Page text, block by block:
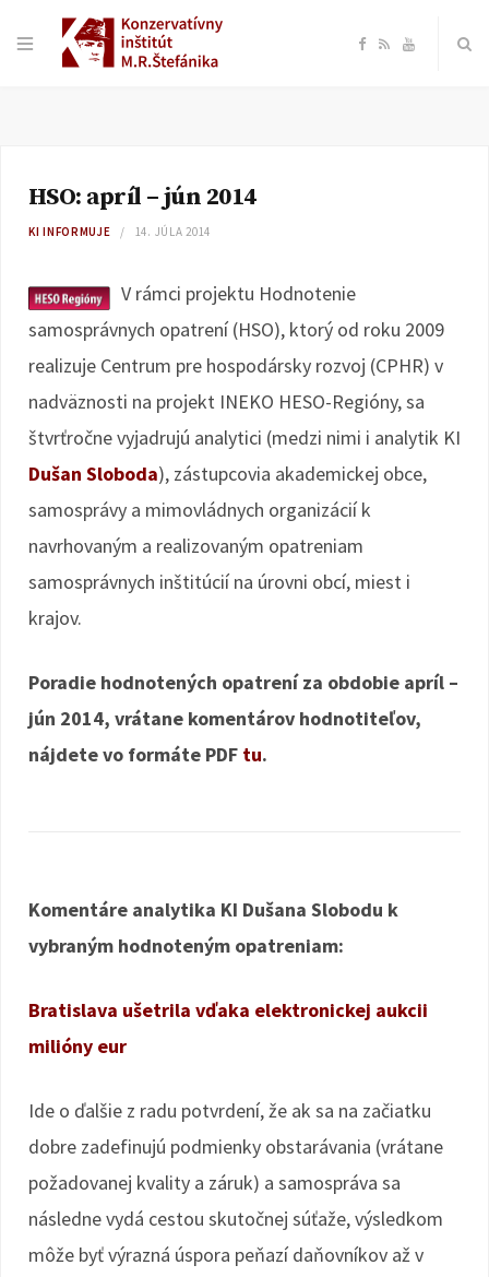
F
o
R Y
e
HSO: apríl – jún 2014
KI INFORMUJE 14. JÚLA 2014
V rámci projektu Hodnotenie
samosprávnych opatrení (HSO), ktorý od roku 2009
realizuje Centrum pre hospodársky rozvoj (CPHR) v
nadväznosti na projekt INEKO HESO-Regióny, sa
štvrťročne vyjadrujú analytici (medzi nimi i analytik KI
Dušan Sloboda), zástupcovia akademickej obce,
samosprávy a mimovládnych organizácií k
navrhovaným a realizovaným opatreniam
samosprávnych inštitúcií na úrovni obcí, miest i
krajov.
Poradie hodnotených opatrení za obdobie apríl –
jún 2014, vrátane komentárov hodnotiteľov,
nájdete vo formáte PDF tu.
Komentáre analytika KI Dušana Slobodu k
vybraným hodnoteným opatreniam:
Bratislava ušetrila vďaka elektronickej aukcii
milióny eur
Ide o ďalšie z radu potvrdení, že ak sa na začiatku
dobre zadefinujú podmienky obstarávania (vrátane
požadovanej kvality a záruk) a samospráva sa
následne vydá cestou skutočnej súťaže, výsledkom
môže byť výrazná úspora peňazí daňovníkov až v